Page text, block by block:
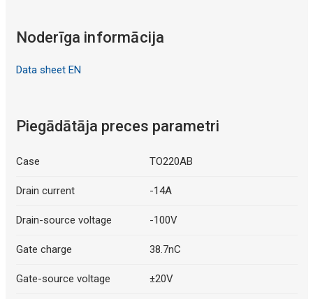
Noderīga informācija
Data sheet EN
Piegādātāja preces parametri
Case TO220AB
Drain current -14A
Drain-source voltage -100V
Gate charge 38.7nC
Gate-source voltage ±20V